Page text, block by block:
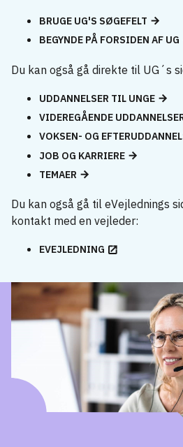
BRUGE UG'S SØGEFELT
BEGYNDE PÅ FORSIDEN AF UG
Du kan også gå direkte til UG´s
UDDANNELSER TIL UNGE
VIDEREGÅENDE
VOKSEN- OG
JOB OG KARRIERE
TEMAER
Du kan også gå til eVejlednings
kontakt med en vejleder:
EVEJLEDNING